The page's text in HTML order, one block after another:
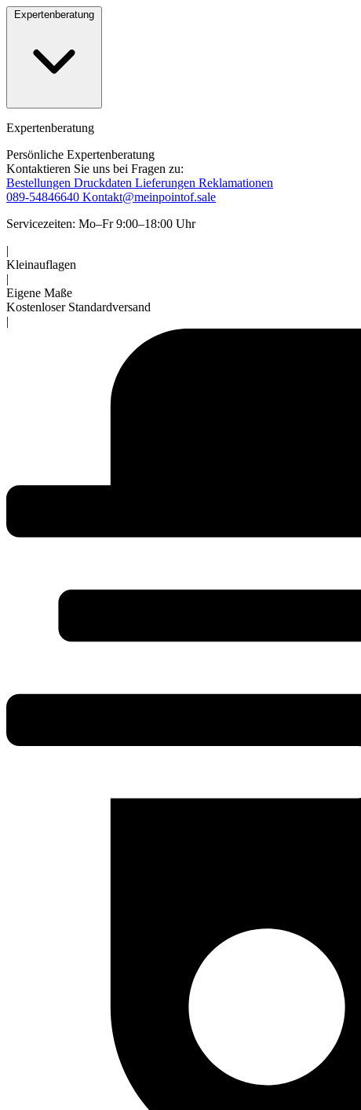
Expertenberatung
Expertenberatung
Persönliche Expertenberatung
Kontaktieren Sie uns bei Fragen zu:
Bestellungen Druckdaten Lieferungen Reklamationen
089-54846640 Kontakt@meinpointof.sale
Servicezeiten: Mo–Fr 9:00–18:00 Uhr
|
Kleinauflagen
|
Eigene Maße
Kostenloser Standardversand
|